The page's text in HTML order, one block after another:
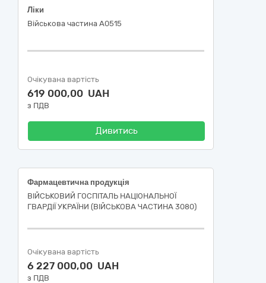
Ліки
Військова частина А0515
Очікувана вартість
619 000,00 UAH
з ПДВ
Дивитись
Фармацевтична продукція
ВІЙСЬКОВИЙ ГОСПІТАЛЬ НАЦІОНАЛЬНОЇ
ГВАРДІЇ УКРАЇНИ (ВІЙСЬКОВА ЧАСТИНА 3080)
Очікувана вартість
6 227 000,00 UAH
з ПДВ